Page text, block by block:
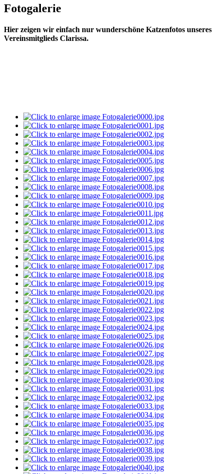
Fotogalerie
Hier zeigen wir einfach nur wunderschöne Katzenfotos unseres
Vereinsmitglieds Clarissa.